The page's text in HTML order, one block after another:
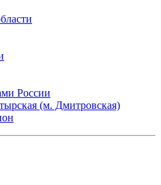
России
(м. Дмитровская)